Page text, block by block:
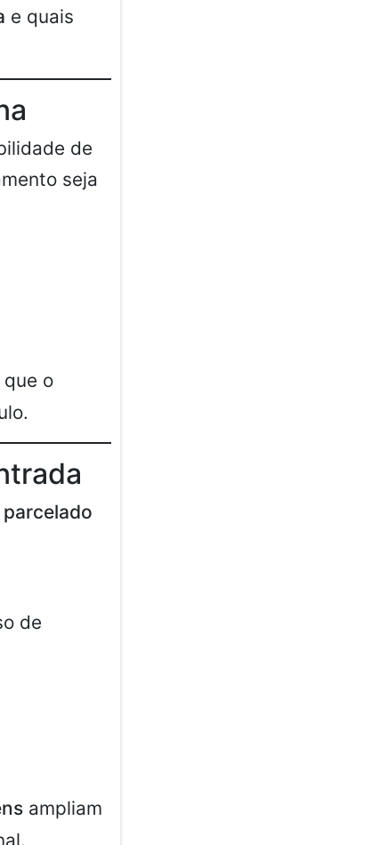
e quais
de
seja
que o
de
ampliam